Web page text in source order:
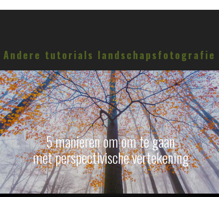
Andere tutorials landschapsfotografie
5 manieren om om te gaan
met perspectivische vertekening